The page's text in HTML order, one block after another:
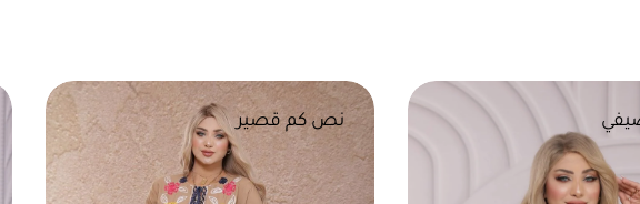
نص كم قصير